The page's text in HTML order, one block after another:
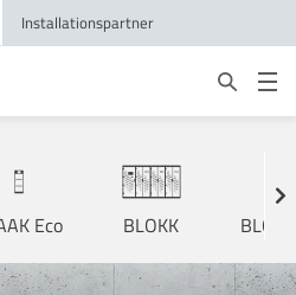
Installationspartner
Eco BLOKK